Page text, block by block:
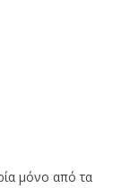
μόνο από τα